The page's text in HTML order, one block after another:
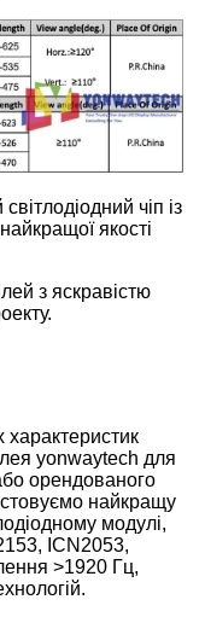
чіп із
якості
з яскравістю
yonwaytech для
орендованого
найкращу
модулі,
ICN2053,
>1920 Гц,